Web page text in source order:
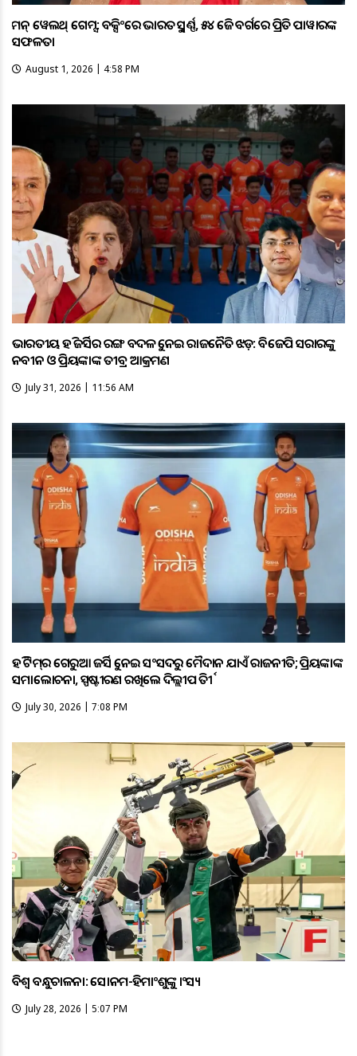
କମନ୍ ୱେଲଥ୍ ଗେମ୍ସ: ବକ୍ସିଂରେ ଭାରତକୁ ସ୍ବର୍ଣ୍ଣ, ୫୪ କେଜି ବର୍ଗରେ ପ୍ରିତି ପାୱାରଙ୍କ
ସଫଳତା
August 1, 2026 | 4:58 PM
ଭାରତୀୟ ହକି ଜର୍ସିର ରଙ୍ଗ ବଦଳକୁ ନେଇ ରାଜନୈତିକ ଝଡ଼: ବିଜେପି ସରକାରଙ୍କୁ
ନବୀନ ଓ ପ୍ରିୟଙ୍କାଙ୍କ ତୀବ୍ର ଆକ୍ରମଣ
July 31, 2026 | 11:56 AM
ହକି ଟିମ୍‌ର ଗେରୁଆ ଜର୍ସିକୁ ନେଇ ସଂସଦରୁ ମୈଦାନ ଯାଏଁ ରାଜନୀତି; ପ୍ରିୟଙ୍କାଙ୍କ
ସମାଲୋଚନା, ସ୍ପଷ୍ଟୀକରଣ ରଖିଲେ ଦିଲ୍ଲୀପ ତିର୍କୀ
July 30, 2026 | 7:08 PM
ବିଶ୍ବ ବନ୍ଧୁକଚାଳନା: ସୋନମ-ହିମାଂଶୁଙ୍କୁ କାଂସ୍ୟ
July 28, 2026 | 5:07 PM